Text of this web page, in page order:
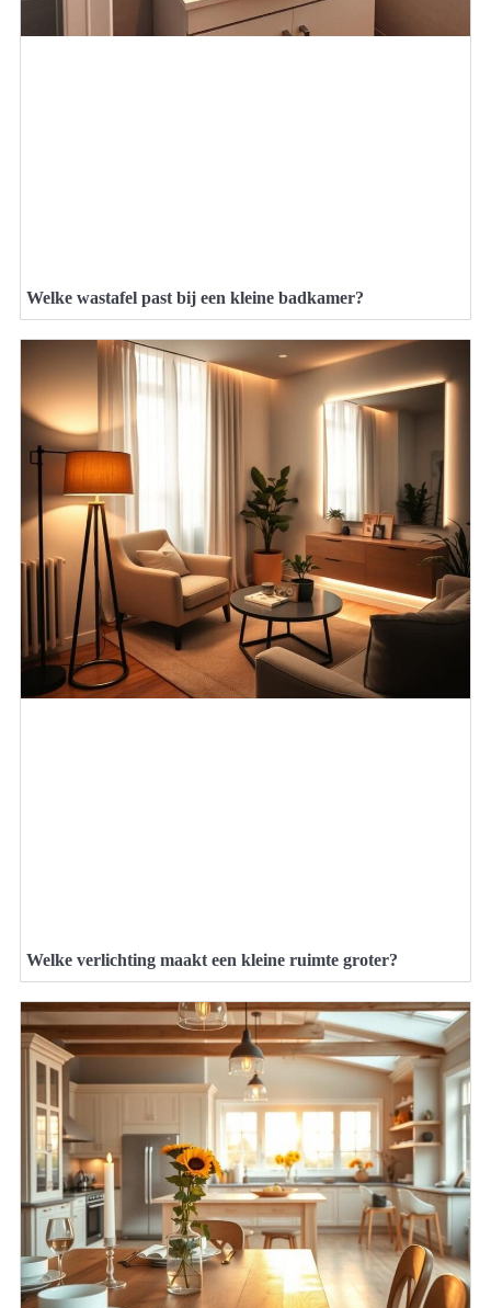
Welke wastafel past bij een kleine badkamer?
Welke verlichting maakt een kleine ruimte groter?